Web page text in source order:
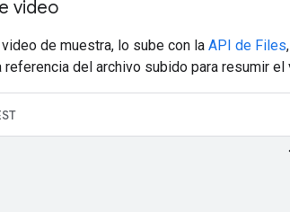
video
de muestra, lo sube con la API de Files
del archivo subido para resumir el